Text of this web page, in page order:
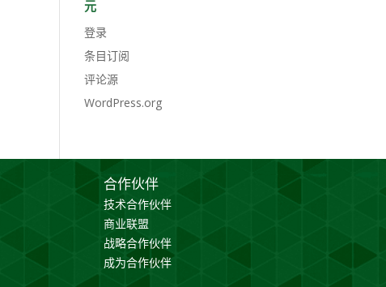
元
登录
条目订阅
评论源
WordPress.org
合作伙伴
技术合作伙伴
商业联盟
战略合作伙伴
成为合作伙伴